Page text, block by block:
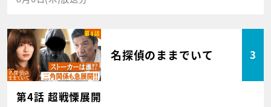
名探偵のままでいて 3
第4話 超戦慄展開